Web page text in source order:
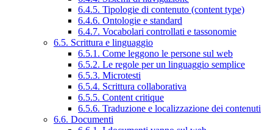
6.4.5. Tipologie di contenuto (content type)
6.4.6. Ontologie e standard
6.4.7. Vocabolari controllati e tassonomie
6.5. Scrittura e linguaggio
6.5.1. Come leggono le persone sul web
6.5.2. Le regole per un linguaggio semplice
6.5.3. Microtesti
6.5.4. Scrittura collaborativa
6.5.5. Content critique
6.5.6. Traduzione e localizzazione dei contenuti
6.6. Documenti